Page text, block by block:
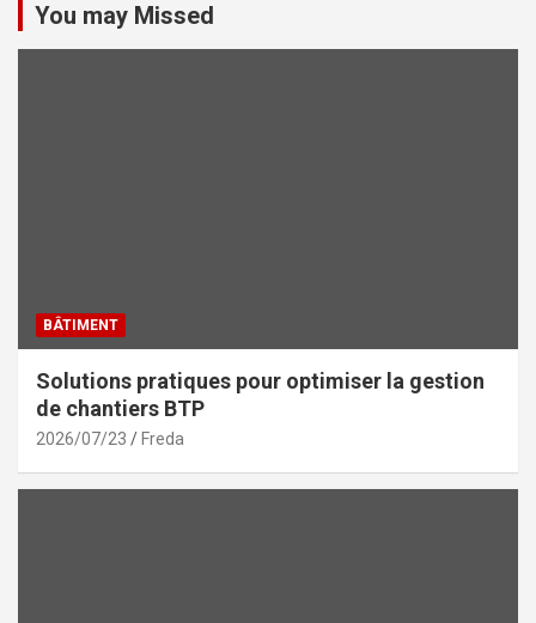
You may Missed
BÂTIMENT
Solutions pratiques pour optimiser la gestion
de chantiers BTP
2026/07/23 Freda